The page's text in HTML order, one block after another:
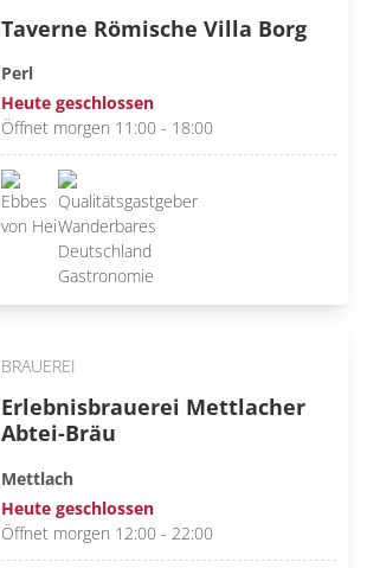
Taverne Römische Villa Borg
Perl
Heute geschlossen
Öffnet morgen 11:00 - 18:00
BRAUEREI
Erlebnisbrauerei Mettlacher
Abtei-Bräu
Mettlach
Heute geschlossen
Öffnet morgen 12:00 - 22:00